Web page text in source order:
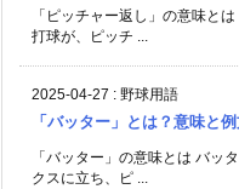
「ピッチャー返し」の意味と
打球が、ピッチ ...
2025-04-27 : 野球用語
「バッター」とは？意味と
「バッター」の意味とは バッ
クスに立ち、ピ ...